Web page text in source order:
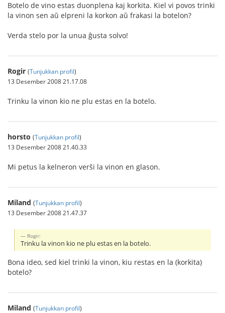
Botelo de vino estas duonplena kaj korkita. Kiel vi povos trinki
la vinon sen aŭ elpreni la korkon aŭ frakasi la botelon?
Verda stelo por la unua ĝusta solvo!
Rogir (Tunjukkan profil)
13 Desember 2008 21.17.08
Trinku la vinon kio ne plu estas en la botelo.
horsto (Tunjukkan profil)
13 Desember 2008 21.40.33
Mi petus la kelneron verŝi la vinon en glason.
Miland (Tunjukkan profil)
13 Desember 2008 21.47.37
Rogir:
Trinku la vinon kio ne plu estas en la botelo.
Bona ideo, sed kiel trinki la vinon, kiu restas en la (korkita)
botelo?
Miland (Tunjukkan profil)